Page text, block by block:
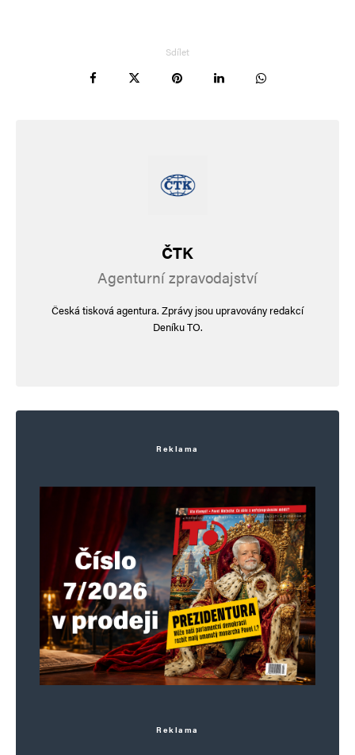
Sdílet
ČTK
Agenturní zpravodajství
Česká tisková agentura. Zprávy jsou upravovány redakcí
Deníku TO.
Reklama
Reklama